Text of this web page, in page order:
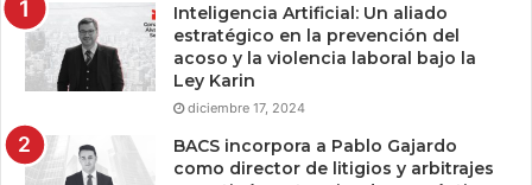
Inteligencia Artificial: Un aliado
estratégico en la prevención del
acoso y la violencia laboral bajo la
Ley Karin
diciembre 17, 2024
BACS incorpora a Pablo Gajardo
como director de litigios y arbitrajes